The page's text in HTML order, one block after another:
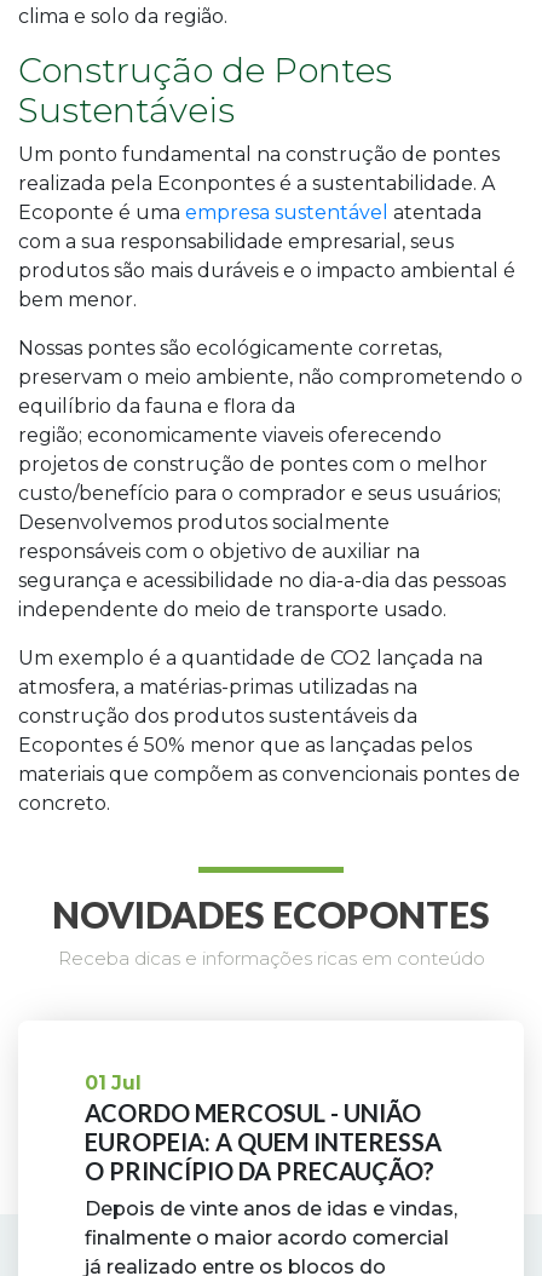
clima e solo da região.
Construção de Pontes
Sustentáveis
Um ponto fundamental na construção de pontes
realizada pela Econpontes é a sustentabilidade. A
Ecoponte é uma empresa sustentável atentada
com a sua responsabilidade empresarial, seus
produtos são mais duráveis e o impacto ambiental é
bem menor.
Nossas pontes são ecológicamente corretas,
preservam o meio ambiente, não comprometendo o
equilíbrio da fauna e flora da
região; economicamente viaveis oferecendo
projetos de construção de pontes com o melhor
custo/benefício para o comprador e seus usuários;
Desenvolvemos produtos socialmente
responsáveis com o objetivo de auxiliar na
segurança e acessibilidade no dia-a-dia das pessoas
independente do meio de transporte usado.
Um exemplo é a quantidade de CO2 lançada na
atmosfera, a matérias-primas utilizadas na
construção dos produtos sustentáveis da
Ecopontes é 50% menor que as lançadas pelos
materiais que compõem as convencionais pontes de
concreto.
NOVIDADES ECOPONTES
Receba dicas e informações ricas em conteúdo
01 Jul
ACORDO MERCOSUL - UNIÃO
EUROPEIA: A QUEM INTERESSA
O PRINCÍPIO DA PRECAUÇÃO?
Depois de vinte anos de idas e vindas,
finalmente o maior acordo comercial
já realizado entre os blocos do